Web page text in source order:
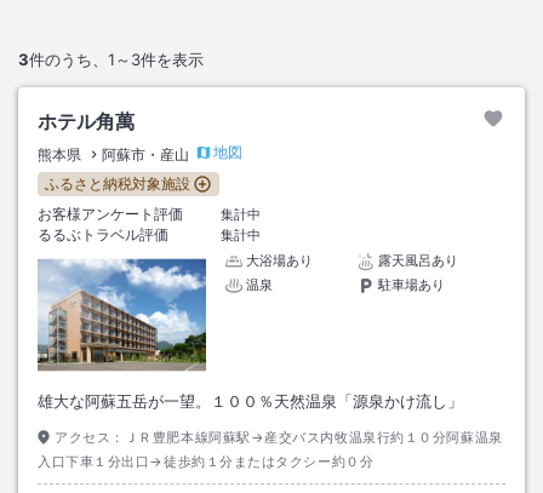
3件のうち、 1～3件を表示
ホテル角萬
熊本県 阿蘇市・産山
地図
ふるさと納税対象施設
お客様アンケート評価
集計中
るるぶトラベル評価
集計中
大浴場あり
露天風呂あり
温泉
駐車場あり
雄大な阿蘇五岳が一望。１００％天然温泉「源泉かけ流し」
アクセス：
ＪＲ豊肥本線阿蘇駅→産交バス内牧温泉行約１０分阿蘇温泉
入口下車１分出口→徒歩約１分またはタクシー約０分